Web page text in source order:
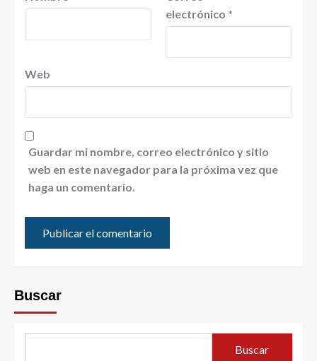
electrónico *
Web
Guardar mi nombre, correo electrónico y sitio
web en este navegador para la próxima vez que
haga un comentario.
Buscar
Buscar